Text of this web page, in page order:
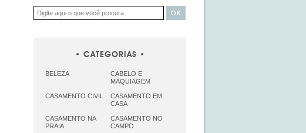
CATEGORIAS
BELEZA
CABELO E
MAQUIAGEM
CASAMENTO CIVIL
CASAMENTO EM
CASA
CASAMENTO NA
PRAIA
CASAMENTO NO
CAMPO